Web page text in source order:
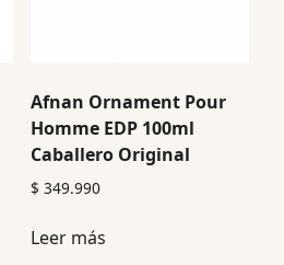
Afnan Ornament Pour
Homme EDP 100ml
Caballero Original
$ 349.990
Leer más